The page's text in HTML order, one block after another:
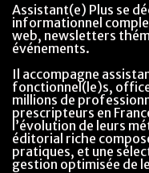
Assistant(e) Plus se
informationnel
web, newsletters
événements.
Il accompagne
fonctionnel(le)s,
millions de
prescripteurs en
l’évolution de leurs
éditorial riche
pratiques, et une
gestion optimisée de